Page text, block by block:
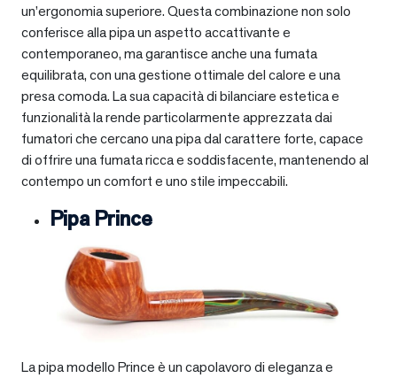
un’ergonomia superiore. Questa combinazione non solo
conferisce alla pipa un aspetto accattivante e
contemporaneo, ma garantisce anche una fumata
equilibrata, con una gestione ottimale del calore e una
presa comoda. La sua capacità di bilanciare estetica e
funzionalità la rende particolarmente apprezzata dai
fumatori che cercano una pipa dal carattere forte, capace
di offrire una fumata ricca e soddisfacente, mantenendo al
contempo un comfort e uno stile impeccabili.
Pipa Prince
La pipa modello Prince è un capolavoro di eleganza e